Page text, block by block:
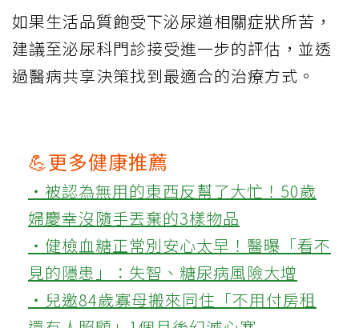
如果生活品質飽受下泌尿道相關症狀所苦，
建議至泌尿科門診接受進一步的評估，並透
過醫病共享決策找到最適合的治療方式。
💪更多健康推薦
‧被認為無用的東西反幫了大忙！50歲
婦慶幸沒隨手丟棄的3樣物品
‧健檢血糖正常別安心太早！醫曝「看不
見的隱患」：失智、糖尿病風險大增
‧兒邀84歲寡母搬來同住「不用付房租